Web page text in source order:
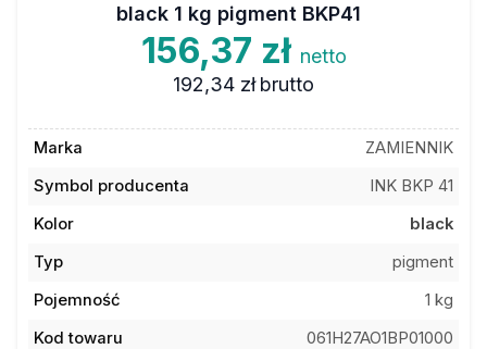
black 1 kg pigment BKP41
156,37 zł netto
192,34 zł brutto
Marka
ZAMIENNIK
Symbol producenta
INK BKP 41
Kolor
black
Typ
pigment
Pojemność
1 kg
Kod towaru
061H27AO1BP01000